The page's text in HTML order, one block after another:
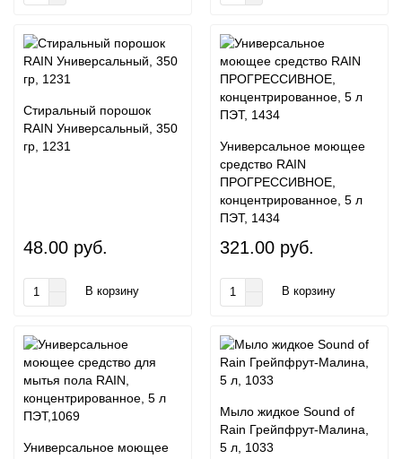
Стиральный порошок
RAIN Универсальный, 350
гр, 1231
48.00 руб.
В корзину
Универсальное моющее
средство RAIN
ПРОГРЕССИВНОЕ,
концентрированное, 5 л
ПЭТ, 1434
321.00 руб.
В корзину
Универсальное моющее
Мыло жидкое Sound of
Rain Грейпфрут-Малина,
5 л, 1033